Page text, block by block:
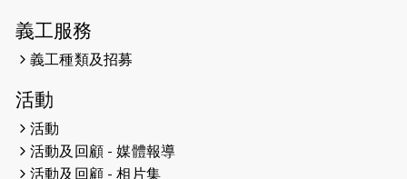
2026-04-23
2026-04-19
2026-04-16
猛龍長跑隊恆常練習 - 4月16日
（19:00開始）
義工服務
義工種類及招募
活動
活動
活動及回顧 - 媒體報導
活動及回顧 - 相片集